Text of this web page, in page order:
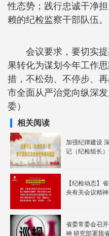
性态势；践行忠诚干净
赖的纪检监察干部队伍。
会议要求，要切实
果转化为谋划今年工作
措，不松劲、不停步、
市全面从严治党向纵深
委）
相关阅读
加强纪律建设
记（纪检组长
【纪检动态】
央有关会议精
省委常委会召
神 研究部署我